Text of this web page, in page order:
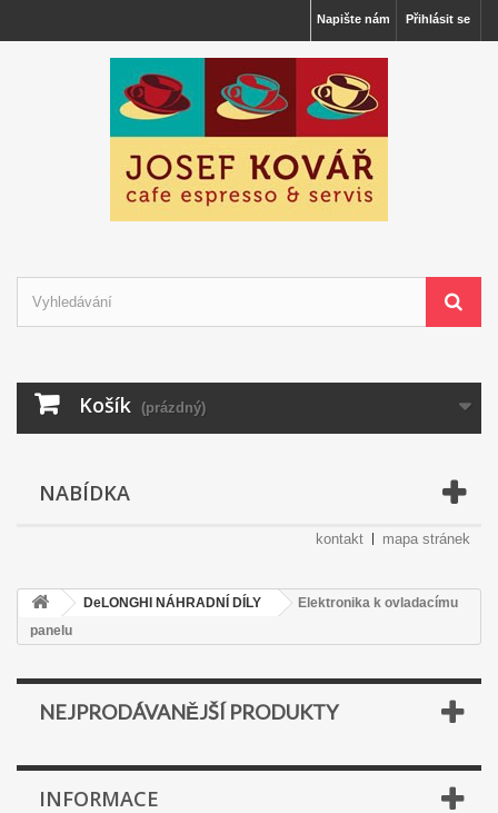
Přihlásit se
Napište nám
Košík (prázdný)
NABÍDKA
kontakt mapa stránek
DeLONGHI NÁHRADNÍ DÍLY
Elektronika k ovladacímu
panelu
NEJPRODÁVANĚJŠÍ PRODUKTY
INFORMACE